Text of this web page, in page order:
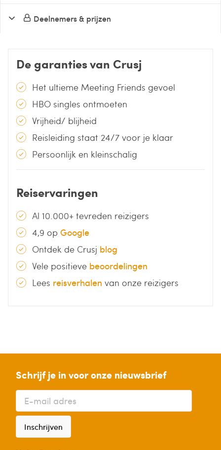
Deelnemers & prijzen
De garanties van Crusj
Het ultieme Meeting Friends gevoel
HBO singles ontmoeten
Vrijheid/ blijheid
Reisleiding staat 24/7 voor je klaar
Persoonlijk en kleinschalig
Reiservaringen
Al 10.000+ tevreden reizigers
4,9 op Google
Ontdek de Crusj blog
Vele positieve beoordelingen
Lees reisverhalen van onze reizigers
Schrijf je in voor onze nieuwsbrief
Inschrijven